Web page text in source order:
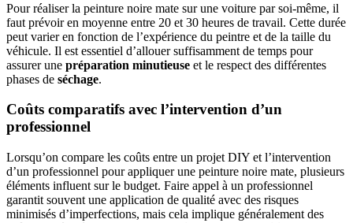
Pour réaliser la peinture noire mate sur une voiture par soi-même, il
faut prévoir en moyenne entre 20 et 30 heures de travail. Cette durée
peut varier en fonction de l’expérience du peintre et de la taille du
véhicule. Il est essentiel d’allouer suffisamment de temps pour
assurer une préparation minutieuse et le respect des différentes
phases de séchage.
Coûts comparatifs avec l’intervention d’un
professionnel
Lorsqu’on compare les coûts entre un projet DIY et l’intervention
d’un professionnel pour appliquer une peinture noire mate, plusieurs
éléments influent sur le budget. Faire appel à un professionnel
garantit souvent une application de qualité avec des risques
minimisés d’imperfections, mais cela implique généralement des